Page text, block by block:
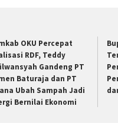
OKU Percepat
RDF, Teddy
Gandeng PT
Baturaja dan PT
Ubah Sampah Jadi
Bernilai Ekonomi